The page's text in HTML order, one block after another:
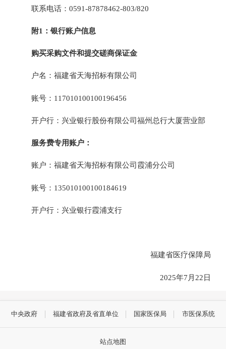
联系电话： 0591-87878462-803/820
附1：银行账户信息
购买采购文件和提交磋商保证金
户名：福建省天海招标有限公司
账号： 117010100100196456
开户行：兴业银行股份有限公司福州总行大厦营业部
服务费专用账户：
账户：福建省天海招标有限公司霞浦分公司
账号： 135010100100184619
开户行：兴业银行霞浦支行
福建省医疗保障局
2025年7月22日
中央政府 福建省政府及省直单位 国家医保局 市医保系统
站点地图